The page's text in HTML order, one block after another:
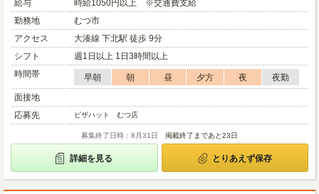
給与
時給1050円以上 ※交通費支給
勤務地
むつ市
アクセス
大湊線 下北駅 徒歩 9分
シフト
週1日以上 1日3時間以上
時間帯
早朝 朝 昼 夕方 夜
夜勤
面接地
応募先
ピザハット むつ店
募集終了日時：8月31日 掲載終了まであと23日
詳細を見る とりあえず保存